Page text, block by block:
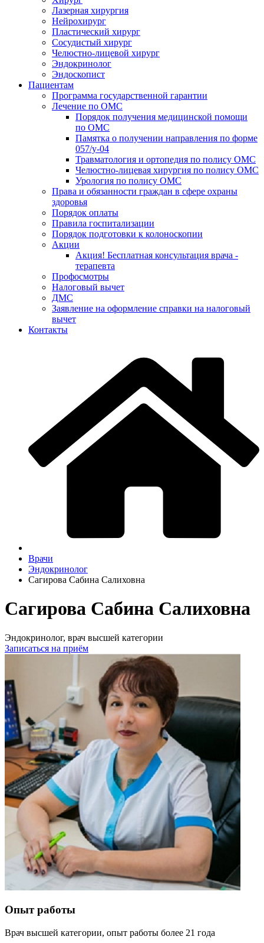
Лазерная хирургия
Нейрохирург
Пластический хирург
Сосудистый хирург
Челюстно-лицевой хирург
Эндокринолог
Эндоскопист
Пациентам
Программа государственной гарантии
Лечение по ОМС
Порядок получения медицинской помощи
по ОМС
Памятка о получении направления по форме
057/у-04
Травматология и ортопедия по полису ОМС
Челюстно-лицевая хирургия по полису ОМС
Урология по полису ОМС
Права и обязанности граждан в сфере охраны
здоровья
Порядок оплаты
Правила госпитализации
Порядок подготовки к колоноскопии
Акции
Акция! Бесплатная консультация врача -
терапевта
Профосмотры
Налоговый вычет
ДМС
Заявление на оформление справки на налоговый
вычет
Контакты
Врачи
Эндокринолог
Сагирова Сабина Салиховна
Сагирова Сабина Салиховна
Эндокринолог, врач высшей категории
Записаться на приём
Опыт работы
Врач высшей категории, опыт работы более 21 года